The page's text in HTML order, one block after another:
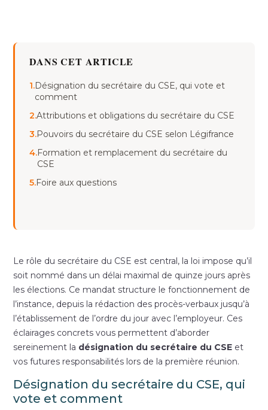
DANS CET ARTICLE
1.Désignation du secrétaire du CSE, qui vote et
comment
2.Attributions et obligations du secrétaire du CSE
3.Pouvoirs du secrétaire du CSE selon Légifrance
4.Formation et remplacement du secrétaire du
CSE
5.Foire aux questions
Le rôle du secrétaire du CSE est central, la loi impose qu’il
soit nommé dans un délai maximal de quinze jours après
les élections. Ce mandat structure le fonctionnement de
l’instance, depuis la rédaction des procès-verbaux jusqu’à
l’établissement de l’ordre du jour avec l’employeur. Ces
éclairages concrets vous permettent d’aborder
sereinement la désignation du secrétaire du CSE et
vos futures responsabilités lors de la première réunion.
Désignation du secrétaire du CSE, qui
vote et comment